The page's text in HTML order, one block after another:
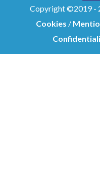
Copyright ©2019 -
Cookies /